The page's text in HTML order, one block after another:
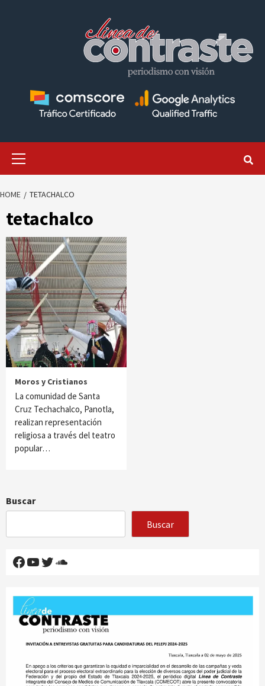
HOME TETACHALCO
tetachalco
Moros y Cristianos
La comunidad de Santa
Cruz Techachalco, Panotla,
realizan representación
religiosa a través del teatro
popular…
Buscar
Buscar
Facebook
YouTube
Twitter
SoundCloud